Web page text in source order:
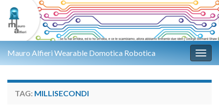
Mauro Alfieri Wearable Domotica Robotica
TAG: MILLISECONDI